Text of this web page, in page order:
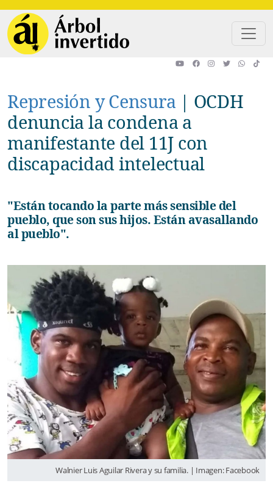
Represión y Censura | OCDH
denuncia la condena a
manifestante del 11J con
discapacidad intelectual
"Están tocando la parte más sensible del
pueblo, que son sus hijos. Están avasallando
al pueblo".
Walnier Luis Aguilar Rivera y su familia. | Imagen: Facebook